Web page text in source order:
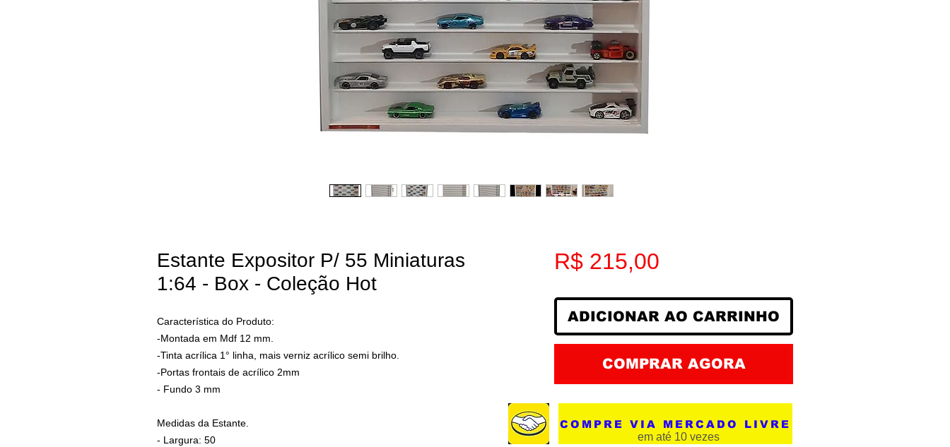
Estante Expositor P/ 55 Miniaturas
1:64 - Box - Coleção Hot
Característica do Produto:
-Montada em Mdf 12 mm.
-Tinta acrílica 1° linha, mais verniz acrílico semi brilho.
-Portas frontais de acrílico 2mm
- Fundo 3 mm
Medidas da Estante.
- Largura: 50
R$ 215,00
ADICIONAR AO CARRINHO
COMPRAR AGORA
COMPRE VIA MERCADO LIVRE
em até 10 vezes